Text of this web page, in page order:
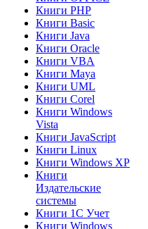
Книги PHP
Книги Basic
Книги Java
Книги Oracle
Книги VBA
Книги Maya
Книги UML
Книги Corel
Книги Windows
Vista
Книги JavaScript
Книги Linux
Книги Windows XP
Книги
Издательские
системы
Книги 1C Учет
Книги Windows